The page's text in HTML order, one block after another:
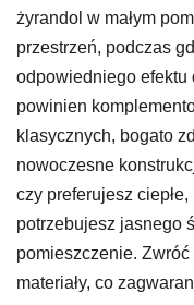
żyrandol w małym
przestrzeń, podczas
odpowiedniego efektu
powinien
klasycznych, bogato
nowoczesne
czy preferujesz
potrzebujesz jasnego
pomieszczenie.
materiały, co